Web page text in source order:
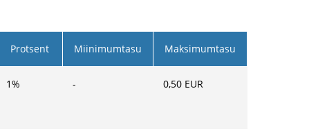
Protsent Miinimumtasu Maksimumtasu
1% - 0,50 EUR